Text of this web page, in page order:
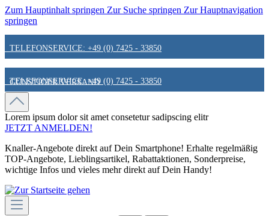
Zum Hauptinhalt springen Zur Suche springen Zur Hauptnavigation
springen
TELEFONSERVICE: +49 (0) 7425 - 33850
GÜNSTIGER VERSAND
FAIR & KUNDENORIENTIERT
HINWEIS ZU STATIONÄREN PREISEN
TELEFONSERVICE: +49 (0) 7425 - 33850
GÜNSTIGER VERSAND
FAIR & KUNDENORIENTIERT
HINWEIS ZU STATIONÄREN PREISEN
Lorem ipsum dolor sit amet consetetur sadipscing elitr
JETZT ANMELDEN!
Knaller-Angebote direkt auf Dein Smartphone! Erhalte regelmäßig
TOP-Angebote, Lieblingsartikel, Rabattaktionen, Sonderpreise,
wichtige Infos und vieles mehr direkt auf Dein Handy!